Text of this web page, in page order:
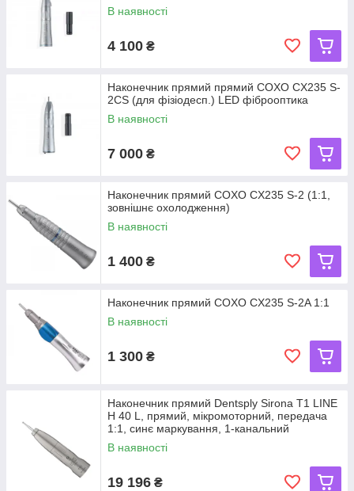
В наявності
4 100 ₴
Наконечник прямий прямий COXO CX235 S-
2СS (для фізіодесп.) LED фіброоптика
В наявності
7 000 ₴
Наконечник прямий COXO CX235 S-2 (1:1,
зовнішнє охолодження)
В наявності
1 400 ₴
Наконечник прямий COXO CX235 S-2A 1:1
В наявності
1 300 ₴
Наконечник прямий Dentsply Sirona T1 LINE
H 40 L, прямий, мікромоторний, передача
1:1, синє маркування, 1-канальний
В наявності
19 196 ₴